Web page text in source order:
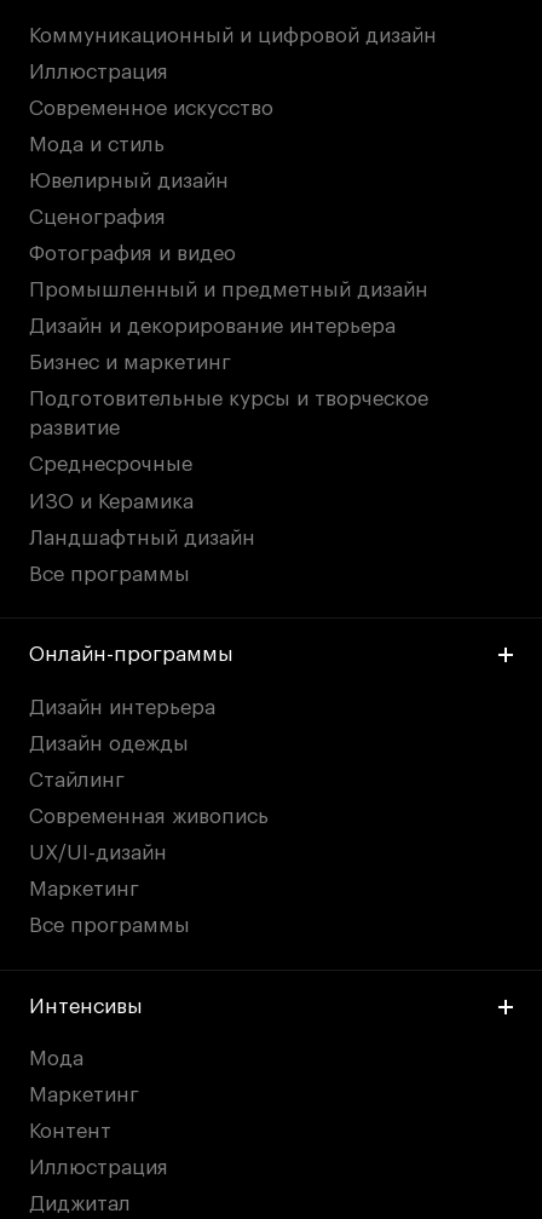
Карьера
Ассоциация выпускников
Центр карьеры
Живые проекты
Конкурсы
Участие в выставках
Летние стажировки
Работы студентов
«Живые» проекты
Участие в выставках
Britanka New Creatives
Fashion Summer
Проект с Microsoft
Подобрать программу
Войти в кампус
дверей
дверей
Истории успеха
Истории успеха
Коммуникационный и цифровой дизайн
Иллюстрация
Современное искусство
Мода и стиль
Ювелирный дизайн
Сценография
Фотография и видео
Промышленный и предметный дизайн
Дизайн и декорирование интерьера
Бизнес и маркетинг
Подготовительные курсы и творческое
развитие
Среднесрочные
ИЗО и Керамика
Ландшафтный дизайн
Все программы
Онлайн-программы
Дизайн интерьера
Дизайн одежды
Стайлинг
Современная живопись
UX/UI-дизайн
Маркетинг
Все программы
Интенсивы
Мода
Маркетинг
Контент
Иллюстрация
Диджитал